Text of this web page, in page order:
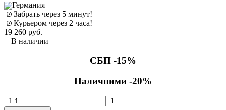
Германия
Забрать через 5 минут!
Курьером через 2 часа!
19 260 руб.
В наличии
СБП -15%
Наличними -20%
1 1